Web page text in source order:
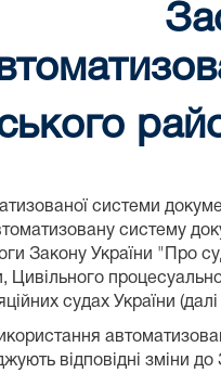
системи
систему
Закону України "Про
Цивільного
судах України (далі
відповідні зміни